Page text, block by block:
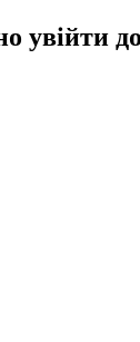
увійти